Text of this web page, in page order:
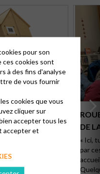
EN
rejoignent
de
en retraite.
DE
« Ici,
par
pour son
cookies sont
à des fins d'analyse
de vous fournir
cookies que vous
cliquer sur
accepter tous les
accepter et